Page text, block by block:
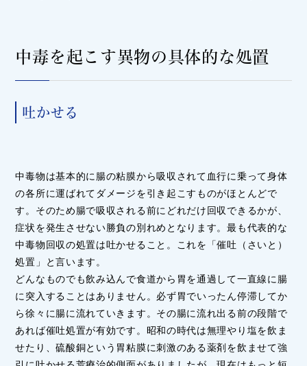
中毒を起こす異物の具体的な処置
吐かせる
中毒物は基本的に腸の粘膜から吸収されて血行に乗って身体
の各所に運ばれてダメージを引き起こすものがほとんどで
す。そのため腸で吸収される前にどれだけ回収できるかが、
症状を発生させない勝負の別れめとなります。最も代表的な
中毒物回収の処置は吐かせること。これを「催吐（さいと）
処置」と言います。
どんなものでも飲み込んで食道から胃を通過して一直線に腸
に突入することはありません。必ず胃でいったん停滞してか
ら徐々に腸に流れていきます。その腸に流れ出る前の段階で
あれば催吐処置が有効です。昭和の時代は無理やり塩を飲ま
せたり、硫酸銅という胃粘膜に刺激のある薬剤を飲ませて強